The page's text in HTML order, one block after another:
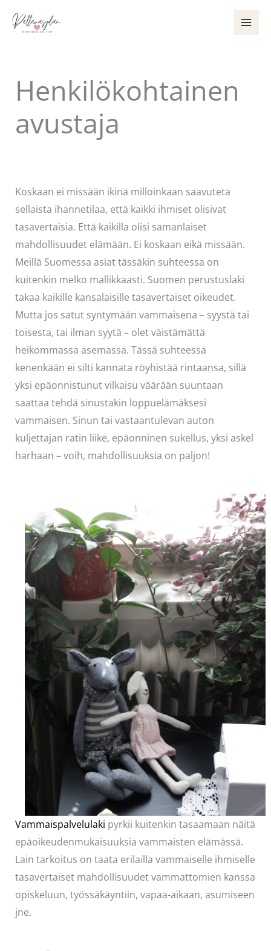
sisältöön
Henkilökohtainen
avustaja
Koskaan ei missään ikinä milloinkaan saavuteta
sellaista ihannetilaa, että kaikki ihmiset olisivat
tasavertaisia. Että kaikilla olisi samanlaiset
mahdollisuudet elämään. Ei koskaan eikä missään.
Meillä Suomessa asiat tässäkin suhteessa on
kuitenkin melko mallikkaasti. Suomen perustuslaki
takaa kaikille kansalaisille tasavertaiset oikeudet.
Mutta jos satut syntymään vammaisena – syystä tai
toisesta, tai ilman syytä – olet väistämättä
heikommassa asemassa. Tässä suhteessa
kenenkään ei silti kannata röyhistää rintaansa, sillä
yksi epäonnistunut vilkaisu väärään suuntaan
saattaa tehdä sinustakin loppuelämäksesi
vammaisen. Sinun tai vastaantulevan auton
kuljettajan ratin liike, epäonninen sukellus, yksi askel
harhaan – voih, mahdollisuuksia on paljon!
Vammaispalvelulaki pyrkii kuitenkin tasaamaan näitä
epäoikeudenmukaisuuksia vammaisten elämässä.
Lain tarkoitus on taata erilailla vammaiselle ihmiselle
tasavertaiset mahdollisuudet vammattomien kanssa
opiskeluun, työssäkäyntiin, vapaa-aikaan, asumiseen
jne.